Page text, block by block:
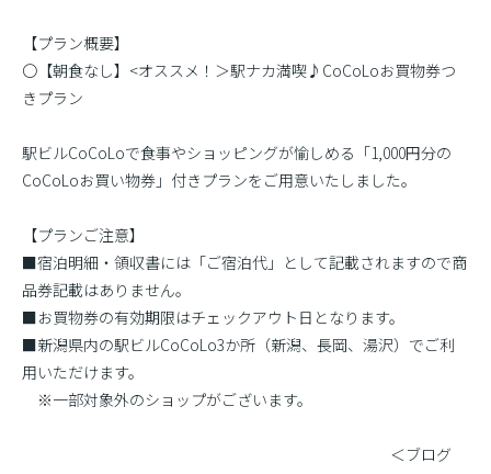
【プラン概要】
〇【朝食なし】<オススメ！＞駅ナカ満喫♪CoCoLoお買物券つ
きプラン
駅ビルCoCoLoで食事やショッピングが愉しめる「1,000円分の
CoCoLoお買い物券」付きプランをご用意いたしました。
【プランご注意】
■宿泊明細・領収書には「ご宿泊代」として記載されますので商
品券記載はありません。
■お買物券の有効期限はチェックアウト日となります。
■新潟県内の駅ビルCoCoLo3か所（新潟、長岡、湯沢）でご利
用いただけます。
※一部対象外のショップがございます。
＜ブログ